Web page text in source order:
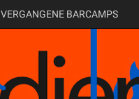
VERGANGENE BARCAMPS